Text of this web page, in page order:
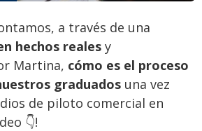
a través de una
hechos reales y
Martina, cómo es el proceso
graduados una vez
de piloto comercial en
👇!